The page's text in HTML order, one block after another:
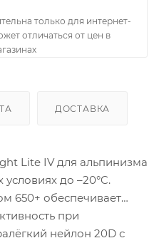
только для интернет-
отличаться от цен в
ДОСТАВКА
Lite IV для альпинизма
до –20°C.
650+ обеспечивает
при
нейлон 20D с